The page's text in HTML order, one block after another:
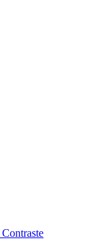
Contraste